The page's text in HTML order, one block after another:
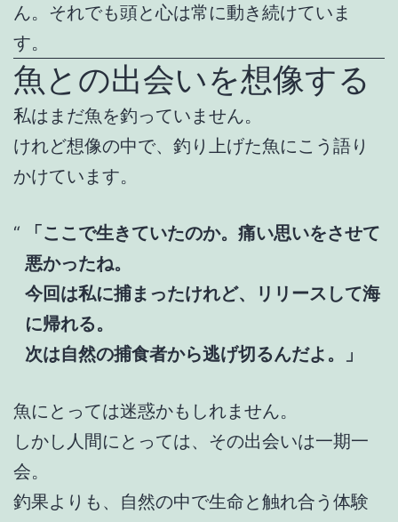
ん。それでも頭と心は常に動き続けていま
す。
魚との出会いを想像する
私はまだ魚を釣っていません。
けれど想像の中で、釣り上げた魚にこう語り
かけています。
「ここで生きていたのか。痛い思いをさせて
悪かったね。
今回は私に捕まったけれど、リリースして海
に帰れる。
次は自然の捕食者から逃げ切るんだよ。」
魚にとっては迷惑かもしれません。
しかし人間にとっては、その出会いは一期一
会。
釣果よりも、自然の中で生命と触れ合う体験